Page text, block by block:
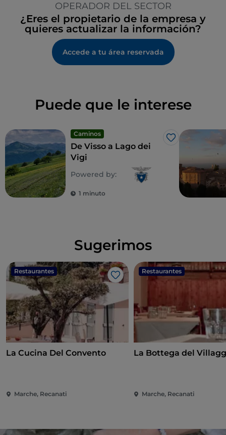
OPERADOR DEL SECTOR
¿Eres el propietario de la empresa y
quieres actualizar la información?
Accede a tu área reservada
Puede que le interese
Caminos
Me gusta
De Visso a Lago dei
Vigi
Powered by:
1 minuto
Sugerimos
Restaurantes
Me gusta
La Cucina Del Convento
Marche, Recanati
Restaurantes
La Bottega del
Marche, Recanati